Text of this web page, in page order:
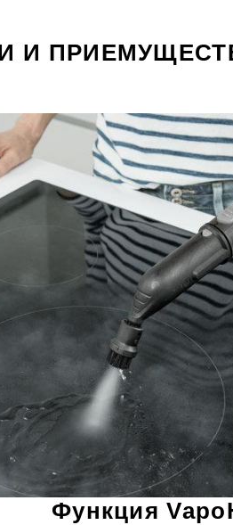
И
Функция